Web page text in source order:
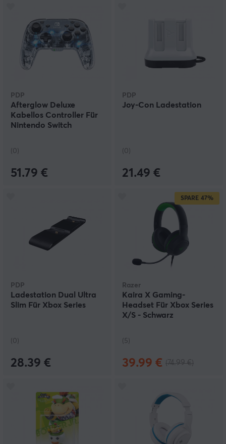
PDP
Afterglow Deluxe
Kabellos Controller Für
Nintendo Switch
(0)
51.79 €
PDP
Joy-Con Ladestation
(0)
21.49 €
PDP
Ladestation Dual Ultra
Slim Für Xbox Series
(0)
28.39 €
SPARE 47%
Razer
Kaira X Gaming-
Headset Für Xbox Series
X/S - Schwarz
(5)
39.99 €